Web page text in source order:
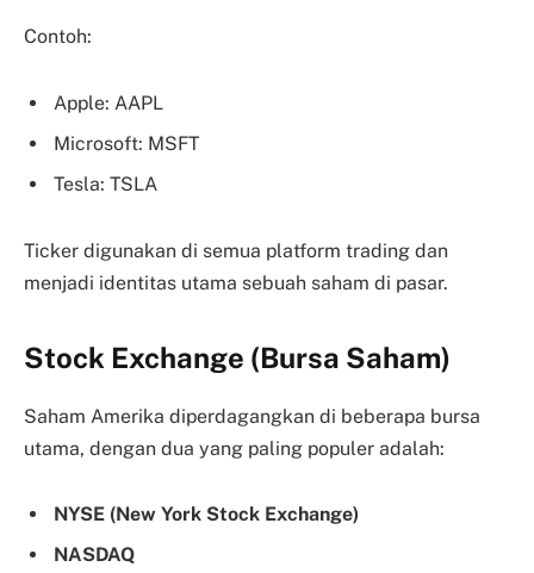
Contoh:
Apple: AAPL
Microsoft: MSFT
Tesla: TSLA
Ticker digunakan di semua platform trading dan
menjadi identitas utama sebuah saham di pasar.
Stock Exchange (Bursa Saham)
Saham Amerika diperdagangkan di beberapa bursa
utama, dengan dua yang paling populer adalah:
NYSE (New York Stock Exchange)
NASDAQ